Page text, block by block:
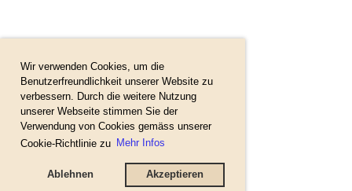
Wir verwenden Cookies, um die
Benutzerfreundlichkeit unserer Website zu
verbessern. Durch die weitere Nutzung
unserer Webseite stimmen Sie der
Verwendung von Cookies gemäss unserer
Cookie-Richtlinie zu Mehr Infos
Ablehnen Akzeptieren